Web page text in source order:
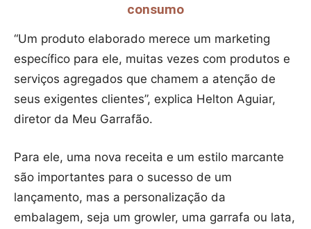
consumo
“Um produto elaborado merece um marketing
específico para ele, muitas vezes com produtos e
serviços agregados que chamem a atenção de
seus exigentes clientes”, explica Helton Aguiar,
diretor da Meu Garrafão.
Para ele, uma nova receita e um estilo marcante
são importantes para o sucesso de um
lançamento, mas a personalização da
embalagem, seja um growler, uma garrafa ou lata,